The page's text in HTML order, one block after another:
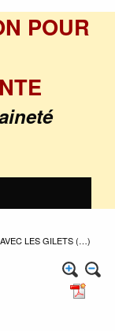
POUR
LES GILETS (…)